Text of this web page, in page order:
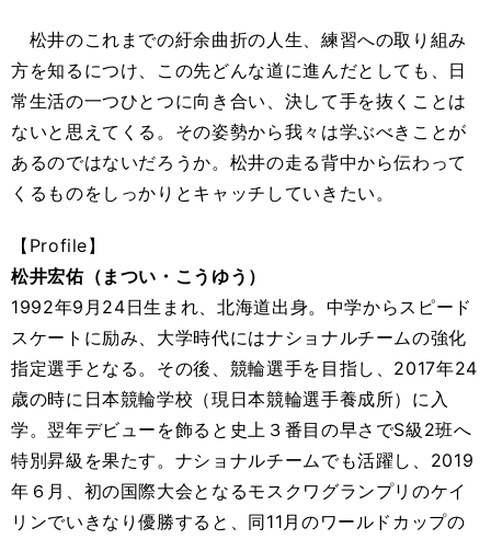
松井のこれまでの紆余曲折の人生、練習への取り組み
方を知るにつけ、この先どんな道に進んだとしても、日
常生活の一つひとつに向き合い、決して手を抜くことは
ないと思えてくる。その姿勢から我々は学ぶべきことが
あるのではないだろうか。松井の走る背中から伝わって
くるものをしっかりとキャッチしていきたい。
【Profile】
松井宏佑（まつい・こうゆう）
1992年9月24日生まれ、北海道出身。中学からスピード
スケートに励み、大学時代にはナショナルチームの強化
指定選手となる。その後、競輪選手を目指し、2017年24
歳の時に日本競輪学校（現日本競輪選手養成所）に入
学。翌年デビューを飾ると史上３番目の早さでS級2班へ
特別昇級を果たす。ナショナルチームでも活躍し、2019
年６月、初の国際大会となるモスクワグランプリのケイ
リンでいきなり優勝すると、同11月のワールドカップの